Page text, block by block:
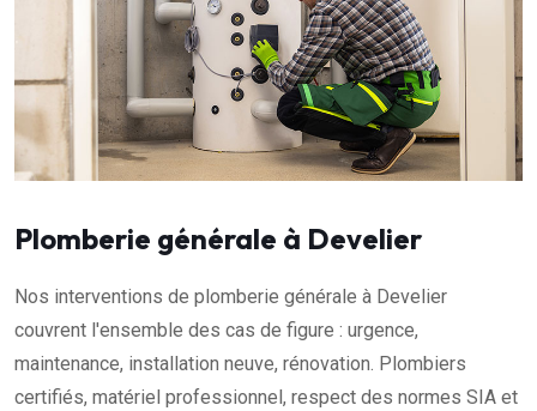
Plomberie générale à Develier
Nos interventions de plomberie générale à Develier
couvrent l'ensemble des cas de figure : urgence,
maintenance, installation neuve, rénovation. Plombiers
certifiés, matériel professionnel, respect des normes SIA et